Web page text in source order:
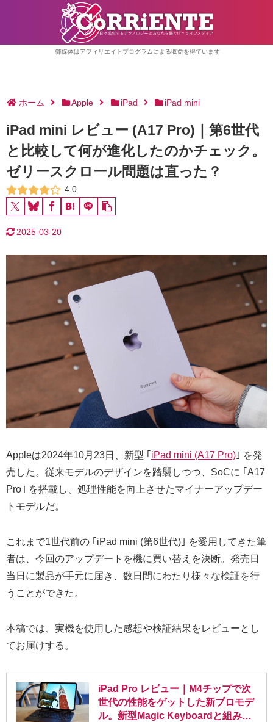
弊媒体はアフィリエイトプログラムによる収益を得ています
ホーム Apple iPad iPad mini
iPad mini レビュー (A17 Pro)｜第6世代
と比較して何が進化したのかチェック。
ゼリースクロール問題は直った？
4.0
2025-03-20
Appleは2024年10月23日、新型 ｢ iPad mini (A17 Pro) ｣ を発
売した。従来モデルのデザインを踏襲しつつ、SoCに ｢A17
Pro｣ を搭載し、処理性能を向上させたマイナーアップデー
トモデルだ。
これまで1世代前の ｢iPad mini (第6世代)｣ を愛用してきた筆
者は、今回のアップデートを機に買い替えを決断。発売日
当日に製品が手元に届き、数日間にわたり様々な検証を行
うことができた。
本稿では、実機を使用した感想や検証結果をレビューとし
てお届けする。
iPad Pro レビュー｜M4チップで次
世代の性能をゲットした新プロモデ
ル。新型Magic Keyboardと組み合